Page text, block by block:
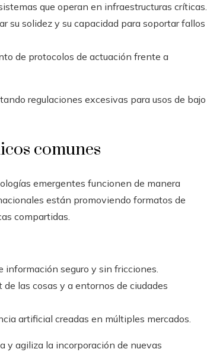
que operan en infraestructuras críticas.
su solidez y su capacidad para soportar fallos
de protocolos de actuación frente a
regulaciones excesivas para usos de bajo
comunes
emergentes funcionen de manera
están promoviendo formatos de
compartidas.
información seguro y sin fricciones.
las cosas y a entornos de ciudades
artificial creadas en múltiples mercados.
y agiliza la incorporación de nuevas